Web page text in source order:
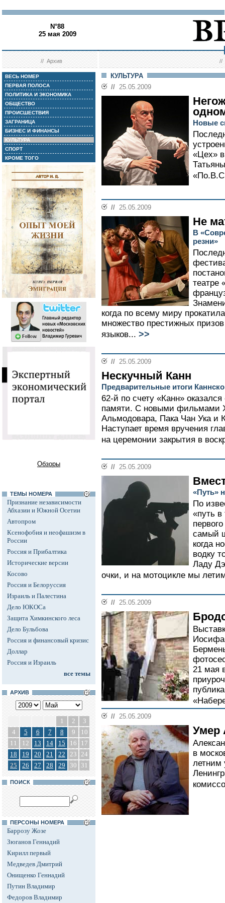
N°88
25 мая 2009
//Архив //
ВЕСЬ НОМЕР
ПЕРВАЯ ПОЛОСА
ПОЛИТИКА И ЭКОНОМИКА
ОБЩЕСТВО
ПРОИСШЕСТВИЯ
ЗАГРАНИЦА
БИЗНЕС И ФИНАНСЫ
КУЛЬТУРА
СПОРТ
КРОМЕ ТОГО
Обзоры
ТЕМЫ НОМЕРА
Признание независимости
Абхазии и Южной Осетии
Автопром
Ксенофобия и неофашизм в
России
Россия и Прибалтика
Исторические версии
Косово
Россия и Белоруссия
Израиль и Палестина
Дело ЮКОСа
Защита Химкинского леса
Дело Бульбова
Россия и финансовый кризис
Доллар
Россия и Израиль
все темы
АРХИВ
1 2
3
4
5 6 7 8 9
10
11
12 13 14 15 16
17
18
19 20 21 22 23 24
25
26 27 28 29 30 31
ПОИСК
ПЕРСОНЫ НОМЕРА
Баррозу Жозе
Зюганов Геннадий
Кирилл первый
Медведев Дмитрий
Онищенко Геннадий
Путин Владимир
Федоров Владимир
КУЛЬТУРА
// 25.05.2009
Новые
«Цех»
// 25.05.2009
Не
В
резни»
театре
когда по всему миру
множество престижных
языков... >>
// 25.05.2009
Нескучный Канн
Предварительные итоги
62-й по счету «Канн»
памяти. С новыми фильмами
Альмодовара, Пака Чан Ука и
Наступает время вручения
на церемонии закрытия в
// 25.05.2009
«Путь»
По
«путь
самый
когда
водку
Ладу
очки, и на мотоцикле мы
// 25.05.2009
Иосифа
21 мая
// 25.05.2009
Умер
в
летним